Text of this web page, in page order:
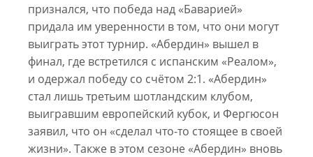
признался, что победа над «Баварией»
придала им уверенности в том, что они могут
выиграть этот турнир. «Абердин» вышел в
финал, где встретился с испанским «Реалом»,
и одержал победу со счётом 2:1. «Абердин»
стал лишь третьим шотландским клубом,
выигравшим европейский кубок, и Фергюсон
заявил, что он «сделал что-то стоящее в своей
жизни». Также в этом сезоне «Абердин» вновь